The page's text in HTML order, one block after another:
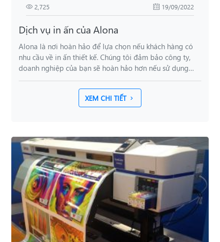
2,725 19/09/2022
Dịch vụ in ấn của Alona
Alona là nơi hoàn hảo để lựa chọn nếu khách hàng có
nhu cầu về in ấn thiết kế. Chúng tôi đảm bảo công ty,
doanh nghiệp của bạn sẽ hoàn hảo hơn nếu sử dụng
dịch vụ của chúng tôi.
XEM CHI TIẾT